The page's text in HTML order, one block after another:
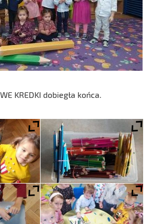
KREDKI dobiegła końca.